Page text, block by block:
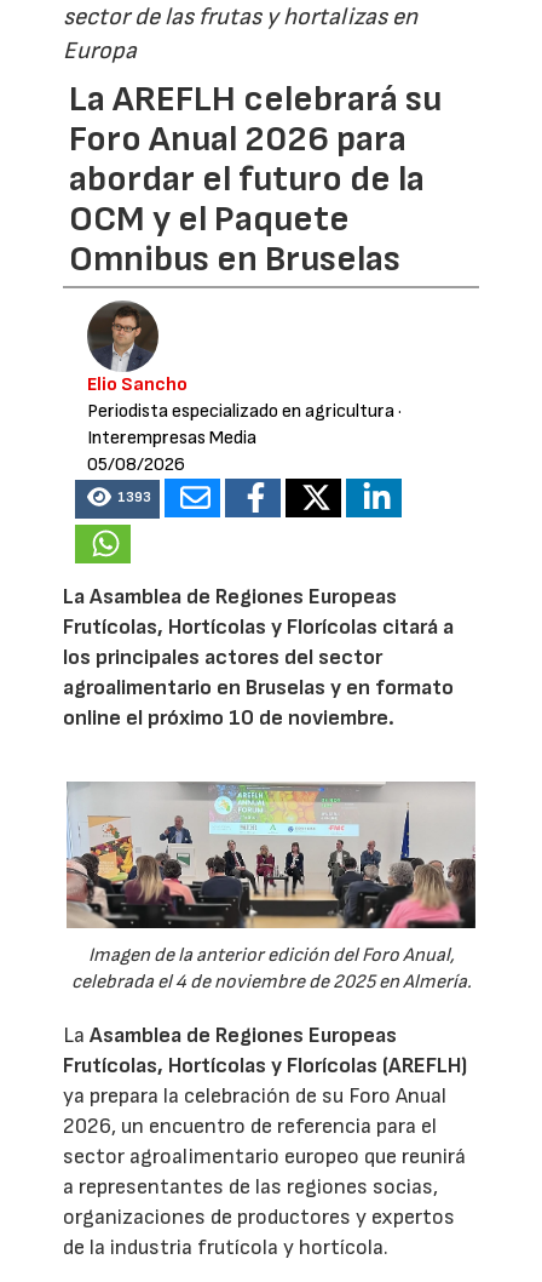
sector de las frutas y hortalizas en
Europa
La AREFLH celebrará su
Foro Anual 2026 para
abordar el futuro de la
OCM y el Paquete
Omnibus en Bruselas
Elio Sancho
Periodista especializado en agricultura·
Interempresas Media
05/08/2026
1393
La Asamblea de Regiones Europeas
Frutícolas, Hortícolas y Florícolas citará a
los principales actores del sector
agroalimentario en Bruselas y en formato
online el próximo 10 de noviembre.
Imagen de la anterior edición del Foro Anual,
celebrada el 4 de noviembre de 2025 en Almería.
LaAsamblea de Regiones Europeas
Frutícolas, Hortícolas y Florícolas (AREFLH)
ya prepara la celebración de su Foro Anual
2026, un encuentro de referencia para el
sector agroalimentario europeo que reunirá
a representantes de las regiones socias,
organizaciones de productores y expertos
de la industria frutícola y hortícola.